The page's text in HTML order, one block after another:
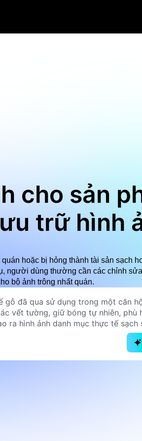
cho sản
trữ hình
hoặc bị hỏng thành tài sản sạch
người dùng thường cần các chỉnh
bộ ảnh trông nhất quán.